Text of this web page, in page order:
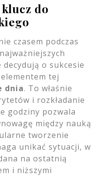
do
czasem podczas
o sukcesie
tej
dnia. To właśnie
i rozkładanie
godziny pozwala
między nauką
tworzenie
unikać sytuacji, w
na ostatnią
i niższymi